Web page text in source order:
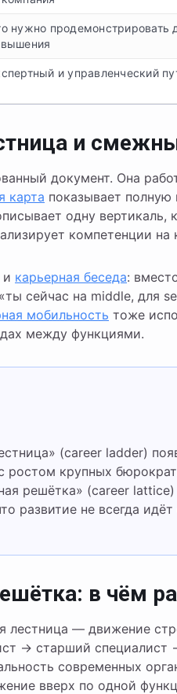
нужно продемонстрировать
и управленческий
и
документ. Она
карта показывает
одну вертикаль,
компетенции
и карьерная беседа:
сейчас на middle, для
мобильность тоже
между функциями.
ростом крупных
решётка» (career
развитие не всегда идёт
в чём
лестница — движение
→ старший специалист
современных
вверх по одной